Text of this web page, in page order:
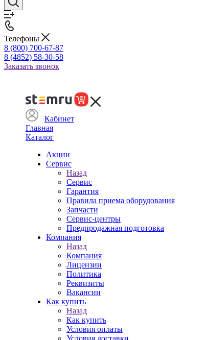
Телефоны
8 (800) 700-67-87
8 (4852) 58-30-58
Заказать звонок
Кабинет
Главная
Каталог
Акции
Сервис
Назад
Сервис
Гарантия
Правила приема оборудования
Запчасти
Сервис-центры
Предпродажная подготовка
Компания
Назад
Компания
Лицензии
Политика
Реквизиты
Вакансии
Как купить
Назад
Как купить
Условия оплаты